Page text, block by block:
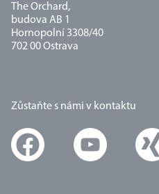
The Orchard,
budova AB 1
Hornopolní 3308/40
702 00 Ostrava
Zůstaňte s námi v kontaktu